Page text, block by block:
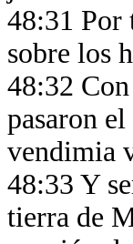
48:31 Por
sobre los
48:32
pasaron
vendimia
48:33 Y
tierra de